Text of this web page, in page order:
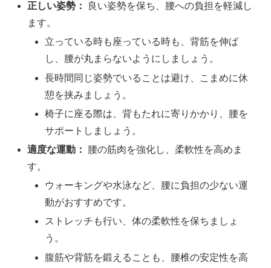
正しい姿勢：
良い姿勢を保ち、腰への負担を軽減し
ます。
立っている時も座っている時も、背筋を伸ば
し、腰が丸まらないようにしましょう。
長時間同じ姿勢でいることは避け、こまめに休
憩を挟みましょう。
椅子に座る際は、背もたれに寄りかかり、腰を
サポートしましょう。
適度な運動：
腰の筋肉を強化し、柔軟性を高めま
す。
ウォーキングや水泳など、腰に負担の少ない運
動がおすすめです。
ストレッチも行い、体の柔軟性を保ちましょ
う。
腹筋や背筋を鍛えることも、腰椎の安定性を高